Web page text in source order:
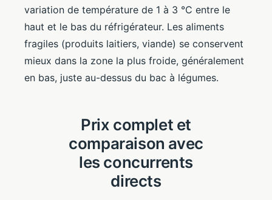
variation de température de 1 à 3 °C entre le
haut et le bas du réfrigérateur. Les aliments
fragiles (produits laitiers, viande) se conservent
mieux dans la zone la plus froide, généralement
en bas, juste au-dessus du bac à légumes.
Prix complet et
comparaison avec
les concurrents
directs